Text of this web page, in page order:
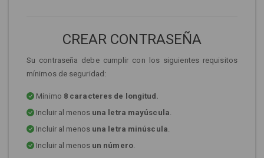
CREAR CONTRASEÑA
Su contraseña debe cumplir con los siguientes requisitos
mínimos de seguridad:
Mínimo 8 caracteres de longitud.
Incluir al menos una letra mayúscula.
Incluir al menos una letra minúscula.
Incluir al menos un número.